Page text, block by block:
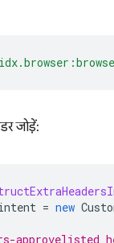
जोड़ें:
= new
approvelisted